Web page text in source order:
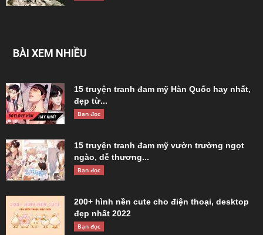
BÀI XEM NHIỀU
15 truyện tranh đam mỹ Hàn Quốc hay nhất,
đẹp từ...
Bạn đọc
15 truyện tranh đam mỹ vườn trường ngọt
ngào, dễ thương...
Bạn đọc
200+ hình nền cute cho điện thoại, desktop
đẹp nhất 2022
Bạn đọc